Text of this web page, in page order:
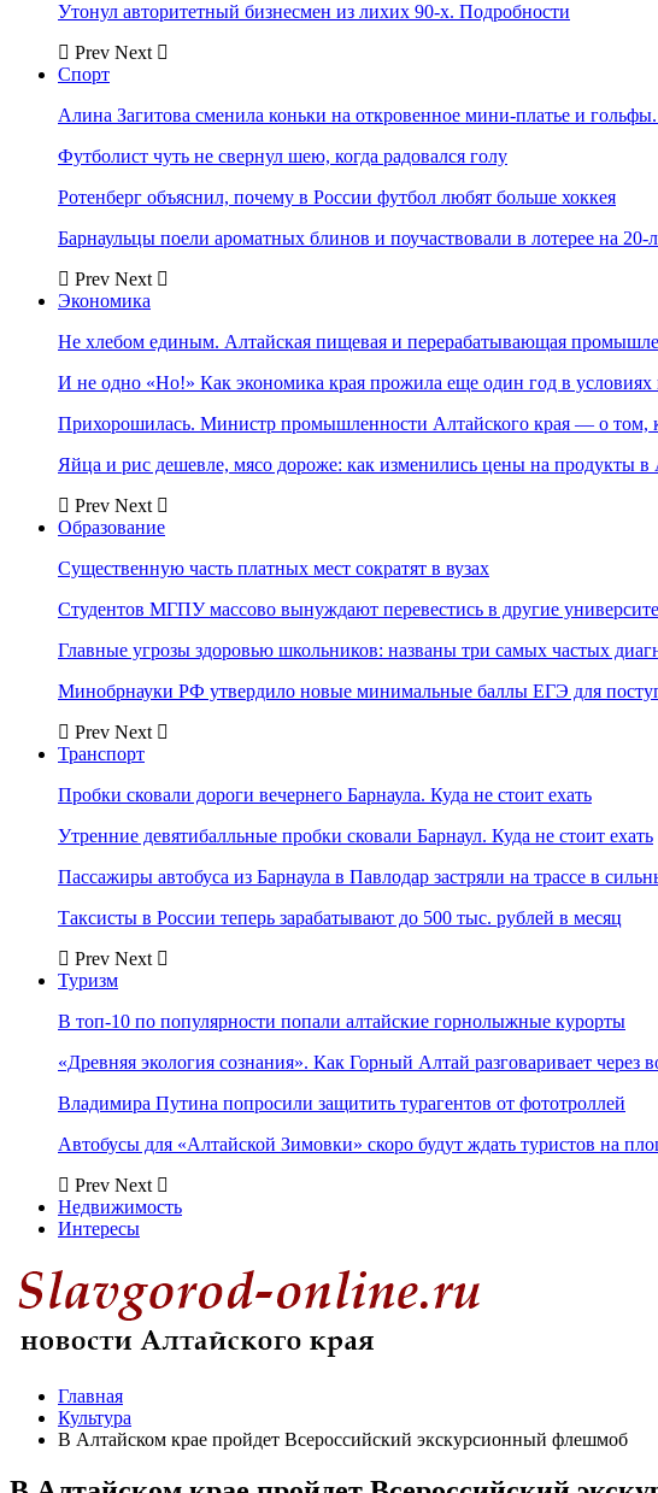
Утонул авторитетный бизнесмен из лихих 90-х. Подробности
Prev Next
Спорт
Алина Загитова сменила коньки на откровенное мини-платье и
Футболист чуть не свернул шею, когда радовался голу
Ротенберг объяснил, почему в России футбол любят больше хоккея
Барнаульцы поели ароматных блинов и поучаствовали в лотерее на
Prev Next
Экономика
Не хлебом единым. Алтайская пищевая и перерабатывающая
И не одно «Но!» Как экономика края прожила еще один год в
Прихорошилась. Министр промышленности Алтайского края — о том,
Яйца и рис дешевле, мясо дороже: как изменились цены на продукты в
Prev Next
Образование
Существенную часть платных мест сократят в вузах
Студентов МГПУ массово вынуждают перевестись в другие
Главные угрозы здоровью школьников: названы три самых частых
Минобрнауки РФ утвердило новые минимальные баллы ЕГЭ для
Prev Next
Транспорт
Пробки сковали дороги вечернего Барнаула. Куда не стоит ехать
Утренние девятибалльные пробки сковали Барнаул. Куда не стоит ехать
Пассажиры автобуса из Барнаула в Павлодар застряли на трассе в
Таксисты в России теперь зарабатывают до 500 тыс. рублей в месяц
Prev Next
Туризм
В топ-10 по популярности попали алтайские горнолыжные курорты
«Древняя экология сознания». Как Горный Алтай разговаривает через
Владимира Путина попросили защитить турагентов от фототроллей
Автобусы для «Алтайской Зимовки» скоро будут ждать туристов на
Prev Next
Недвижимость
Интересы
Главная
Культура
В Алтайском крае пройдет Всероссийский экскурсионный флешмоб